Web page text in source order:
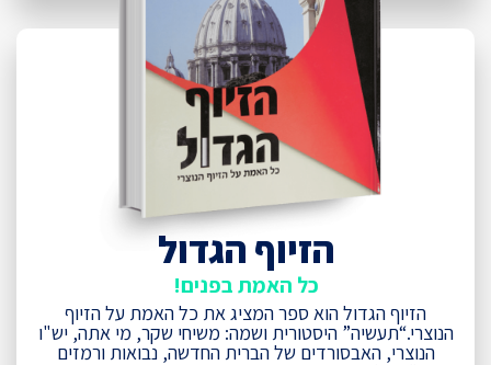
הזיוף הגדול
כל האמת בפנים!
הזיוף הגדול הוא ספר המציג את כל האמת על הזיוף
הנוצרי.“תעשיה” היסטורית ושמה: משיחי שקר, מי אתה, יש"ו
הנוצרי, האבסורדים של הברית החדשה, נבואות ורמזים